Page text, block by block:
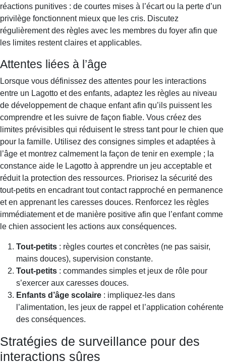
réactions punitives : de courtes mises à l’écart ou la perte d’un
privilège fonctionnent mieux que les cris. Discutez
régulièrement des règles avec les membres du foyer afin que
les limites restent claires et applicables.
Attentes liées à l’âge
Lorsque vous définissez des attentes pour les interactions
entre un Lagotto et des enfants, adaptez les règles au niveau
de développement de chaque enfant afin qu’ils puissent les
comprendre et les suivre de façon fiable. Vous créez des
limites prévisibles qui réduisent le stress tant pour le chien que
pour la famille. Utilisez des consignes simples et adaptées à
l’âge et montrez calmement la façon de tenir en exemple ; la
constance aide le Lagotto à apprendre un jeu acceptable et
réduit la protection des ressources. Priorisez la sécurité des
tout-petits en encadrant tout contact rapproché en permanence
et en apprenant les caresses douces. Renforcez les règles
immédiatement et de manière positive afin que l’enfant comme
le chien associent les actions aux conséquences.
Tout-petits : règles courtes et concrètes (ne pas saisir,
mains douces), supervision constante.
Tout-petits : commandes simples et jeux de rôle pour
s’exercer aux caresses douces.
Enfants d’âge scolaire : impliquez-les dans
l’alimentation, les jeux de rappel et l’application cohérente
des conséquences.
Stratégies de surveillance pour des
interactions sûres